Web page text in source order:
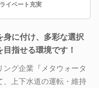
イベート充実
身に付け、多彩な選択
指せる環境です！
グ企業『メタウォータ
、上下水道の運転・維持